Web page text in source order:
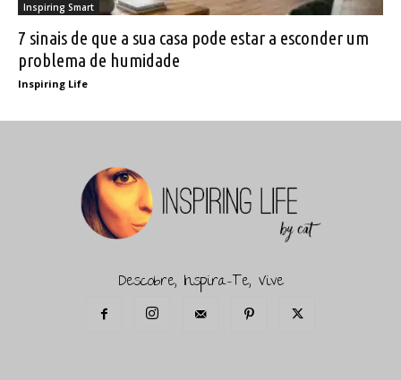
Inspiring Smart
7 sinais de que a sua casa pode estar a esconder um
problema de humidade
Inspiring Life
Descobre, Inspira-Te, Vive